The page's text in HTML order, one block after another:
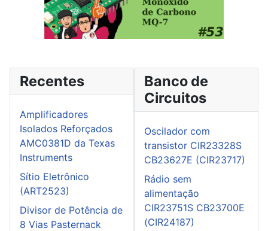
Recentes
Amplificadores
Isolados Reforçados
AMC0381D da Texas
Instruments
Sítio Eletrônico
(ART2523)
Divisor de Potência de
8 Vias Pasternack
Banco de
Circuitos
Oscilador com
transistor CIR23328S
CB23627E (CIR23717)
Rádio sem
alimentação
CIR23751S CB23700E
(CIR24187)